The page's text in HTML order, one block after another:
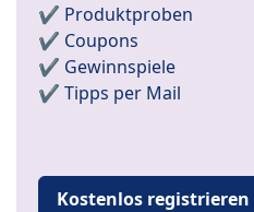
✔️ Produktproben
✔️ Coupons
✔️ Gewinnspiele
✔️ Tipps per Mail
Kostenlos registrieren